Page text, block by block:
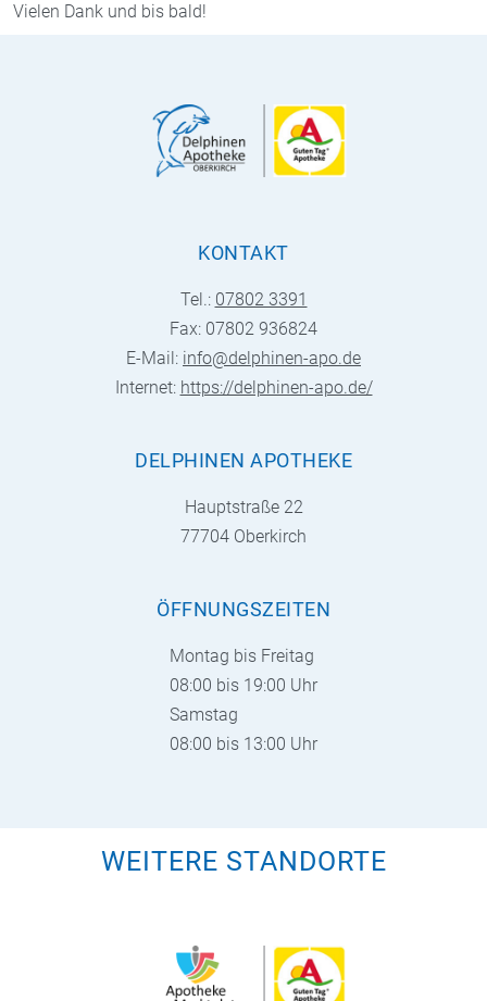
Vielen Dank und bis bald!
KONTAKT
Tel.: 07802 3391
Fax: 07802 936824
E-Mail: info@delphinen-apo.de
Internet: https://delphinen-apo.de/
DELPHINEN APOTHEKE
Hauptstraße 22
77704 Oberkirch
ÖFFNUNGSZEITEN
Montag bis Freitag
08:00 bis 19:00 Uhr
Samstag
08:00 bis 13:00 Uhr
WEITERE STANDORTE